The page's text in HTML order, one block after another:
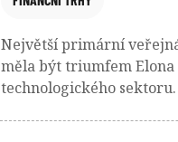
Největší primární
měla být triumfem Elona
technologického